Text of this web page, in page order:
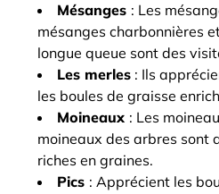
Mésanges : Les
mésanges charbonnières
longue queue sont des
Les merles : Ils
les boules de graisse
Moineaux : Les
moineaux des arbres sont
riches en graines.
Pics : Apprécient les